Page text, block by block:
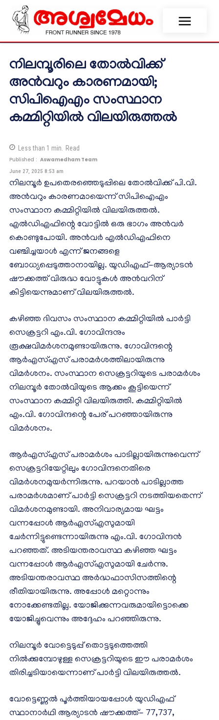
നിലമ്പൂരിലെ തോല്‍വിക്ക്
അന്‍വറും കാരണമായി;
സിപിഐഎം സംസ്ഥാന
കമ്മിറ്റിയില്‍ വിലയിരുത്തല്‍
Less than 1 min. Read
Published : Aswamedham Team
June 27, 2025 8:53 am
നിലമ്പൂര്‍ ഉപതെരഞ്ഞെടുപ്പിലെ തോല്‍വിക്ക് പി.വി.
അന്‍വറും കാരണമായെന്ന് സിപിഐഎം
സംസ്ഥാന കമ്മിറ്റിയില്‍ വിലയിരുത്തല്‍.
എല്‍ഡിഎഫിന്റെ വോട്ടില്‍ ഒരു ഭാഗം അന്‍വര്‍
കൊണ്ടുപോയി. അന്‍വര്‍ എല്‍ഡിഎഫിനെ
വഞ്ചിച്ചയാള്‍ എന്ന് ജനങ്ങളെ
ബോധ്യപ്പെടുത്താനായില്ല. യുഡിഎഫ്-ആര്യാടന്‍
ഷൗക്കത്ത് വിരുദ്ധ വോട്ടുകള്‍ അന്‍വറിന്
കിട്ടിയെന്നുമാണ് വിലയിരുത്തല്‍.
കഴിഞ്ഞ ദിവസം സംസ്ഥാന കമ്മിറ്റിയില്‍ പാര്‍ട്ടി
സെക്രട്ടറി എം.വി. ഗോവിന്ദനും
രൂക്ഷവിമര്‍ശനമുണ്ടായിരുന്നു. ഗോവിന്ദന്റെ
ആര്‍എസ്എസ് പരാമര്‍ശത്തിലായിരുന്നു
വിമര്‍ശനം. സംസ്ഥാന സെക്രട്ടറിയുടെ പരാമര്‍ശം
നിലമ്പൂര്‍ തോല്‍വിയുടെ ആക്കം കൂട്ടിയെന്ന്
സംസ്ഥാന കമ്മിറ്റി വിലയിരുത്തി. കമ്മിറ്റിയില്‍
എം.വി. ഗോവിന്ദന്റെ പേര് പറഞ്ഞായിരുന്നു
വിമര്‍ശനം.
ആര്‍എസ്എസ് പരാമര്‍ശം പാടില്ലായിരുന്നുവെന്ന്
സെക്രട്ടറിയേറ്റിലും ഗോവിന്ദനെതിരെ
വിമര്‍ശനമുയര്‍ന്നിരുന്നു. പറയാന്‍ പാടില്ലാത്ത
പരാമര്‍ശമാണ് പാര്‍ട്ടി സെക്രട്ടറി നടത്തിയതെന്ന്
വിമര്‍ശനമുണ്ടായി. അനിവാര്യമായ ഘട്ടം
വന്നപ്പോള്‍ ആര്‍എസ്എസുമായി
ചേര്‍ന്നിട്ടുണ്ടെന്നായിരുന്നു എം.വി. ഗോവിന്ദന്‍
പറഞ്ഞത്. അടിയന്തരാവസ്ഥ കഴിഞ്ഞ ഘട്ടം
വന്നപ്പോള്‍ ആര്‍എസ്എസുമായി ചേര്‍ന്നു.
അടിയന്തരാവസ്ഥ അര്‍ദ്ധഫാസിസത്തിന്റെ
രീതിയായിരുന്നു. അപ്പോള്‍ മറ്റൊന്നും
നോക്കേണ്ടതില്ല. യോജിക്കുന്നവരുമായിട്ടൊക്കെ
യോജിച്ചുവെന്നും അദ്ദേഹം പറഞ്ഞിരുന്നു.
നിലമ്പൂര്‍ വോട്ടെടുപ്പ് തൊട്ടടുത്തെത്തി
നില്‍ക്കുമ്പോഴുള്ള സെക്രട്ടറിയുടെ ഈ പരാമര്‍ശം
തിരിച്ചടിയായെന്നാണ് പാര്‍ട്ടി വിലയിരുത്തല്‍.
വോട്ടെണ്ണല്‍ പൂര്‍ത്തിയായപ്പോള്‍ യുഡിഎഫ്
സ്ഥാനാര്‍ഥി ആര്യാടന്‍ ഷൗക്കത്ത്- 77,737,